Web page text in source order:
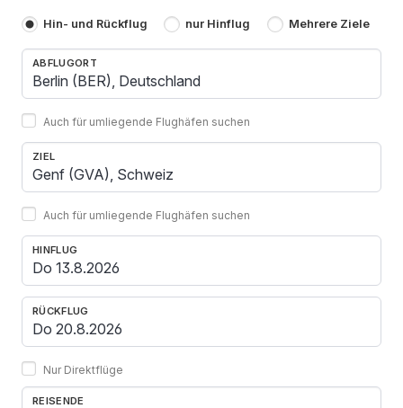
Hin- und Rückflug nur Hinflug Mehrere Ziele
ABFLUGORT
Auch für umliegende Flughäfen suchen
ZIEL
Auch für umliegende Flughäfen suchen
HINFLUG
RÜCKFLUG
Nur Direktflüge
REISENDE